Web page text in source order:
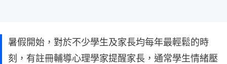
暑假開始，對於不少學生及家長均每年最輕鬆的時
刻，有註冊輔導心理學家提醒家長，通常學生情緒壓